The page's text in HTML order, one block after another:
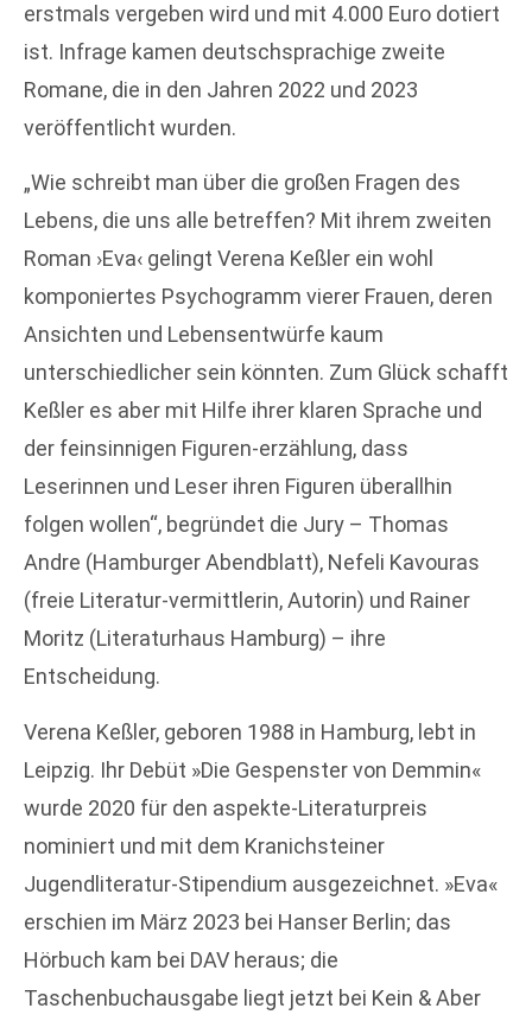
erstmals vergeben wird und mit 4.000 Euro dotiert
ist. Infrage kamen deutschsprachige zweite
Romane, die in den Jahren 2022 und 2023
veröffentlicht wurden.
„Wie schreibt man über die großen Fragen des
Lebens, die uns alle betreffen? Mit ihrem zweiten
Roman ›Eva‹ gelingt Verena Keßler ein wohl
komponiertes Psychogramm vierer Frauen, deren
Ansichten und Lebensentwürfe kaum
unterschiedlicher sein könnten. Zum Glück schafft
Keßler es aber mit Hilfe ihrer klaren Sprache und
der feinsinnigen Figuren-erzählung, dass
Leserinnen und Leser ihren Figuren überallhin
folgen wollen“, begründet die Jury – Thomas
Andre (Hamburger Abendblatt), Nefeli Kavouras
(freie Literatur-vermittlerin, Autorin) und Rainer
Moritz (Literaturhaus Hamburg) – ihre
Entscheidung.
Verena Keßler, geboren 1988 in Hamburg, lebt in
Leipzig. Ihr Debüt »Die Gespenster von Demmin«
wurde 2020 für den aspekte-Literaturpreis
nominiert und mit dem Kranichsteiner
Jugendliteratur-Stipendium ausgezeichnet. »Eva«
erschien im März 2023 bei Hanser Berlin; das
Hörbuch kam bei DAV heraus; die
Taschenbuchausgabe liegt jetzt bei Kein & Aber